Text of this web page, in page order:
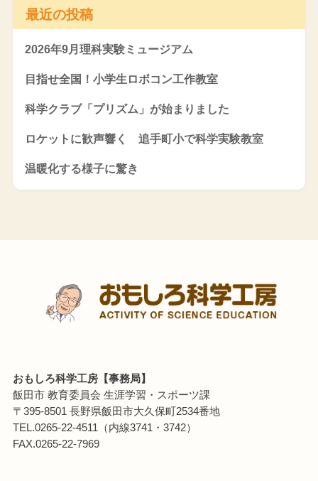
最近の投稿
2026年9月理科実験ミュージアム
目指せ全国！小学生ロボコン工作教室
科学クラブ「プリズム」が始まりました
ロケットに歓声響く 追手町小で科学実験教室
温暖化する様子に驚き
おもしろ科学工房【事務局】
飯田市 教育委員会 生涯学習・スポーツ課
〒395-8501 長野県飯田市大久保町2534番地
TEL.0265-22-4511（内線3741・3742）
FAX.0265-22-7969